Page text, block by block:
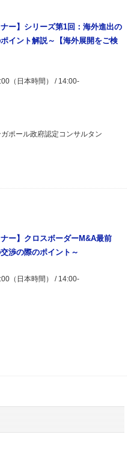
ー】シリーズ第1回：海外進出の
イント解説～【海外展開をご検
（日本時間） / 14:00-
ポール政府認定コンサルタン
ー】クロスボーダーM&A最前
の際のポイント～
（日本時間） / 14:00-